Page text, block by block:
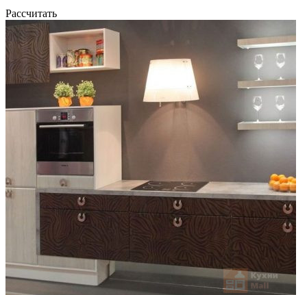
Рассчитать